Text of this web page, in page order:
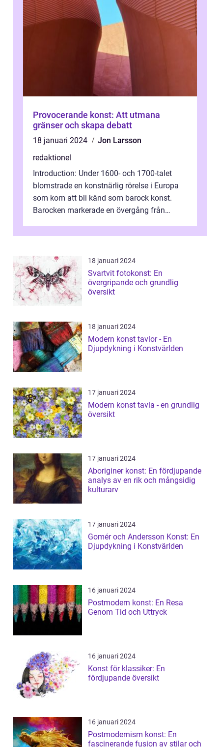
Provocerande konst: Att utmana
gränser och skapa debatt
18 januari 2024
Jon Larsson
redaktionel
Introduction: Under 1600- och 1700-talet
blomstrade en konstnärlig rörelse i Europa
som kom att bli känd som barock konst.
Barocken markerade en övergång från
rea...
18 januari 2024
Svartvit fotokonst: En
övergripande och grundlig
översikt
18 januari 2024
Modern konst tavlor - En
Djupdykning i Konstvärlden
17 januari 2024
Modern konst tavla - en grundlig
översikt
17 januari 2024
Aboriginer konst: En fördjupande
analys av en rik och mångsidig
kulturarv
17 januari 2024
Gomér och Andersson Konst: En
Djupdykning i Konstvärlden
16 januari 2024
Postmodern konst: En Resa
Genom Tid och Uttryck
16 januari 2024
Konst för klassiker: En
fördjupande översikt
16 januari 2024
Postmodernism konst: En
fascinerande fusion av stilar och